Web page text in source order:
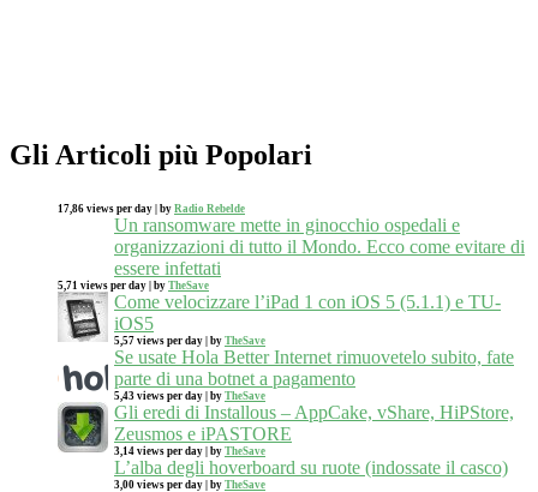
Gli Articoli più Popolari
17,86 views per day by Radio Rebelde
Un ransomware mette in ginocchio ospedali e
organizzazioni di tutto il Mondo. Ecco come evitare di
essere infettati
5,71 views per day by TheSave
Come velocizzare l’iPad 1 con iOS 5 (5.1.1) e TU-
iOS5
5,57 views per day by TheSave
Se usate Hola Better Internet rimuovetelo subito, fate
parte di una botnet a pagamento
5,43 views per day by TheSave
Gli eredi di Installous – AppCake, vShare, HiPStore,
Zeusmos e iPASTORE
3,14 views per day by TheSave
L’alba degli hoverboard su ruote (indossate il casco)
3,00 views per day by TheSave